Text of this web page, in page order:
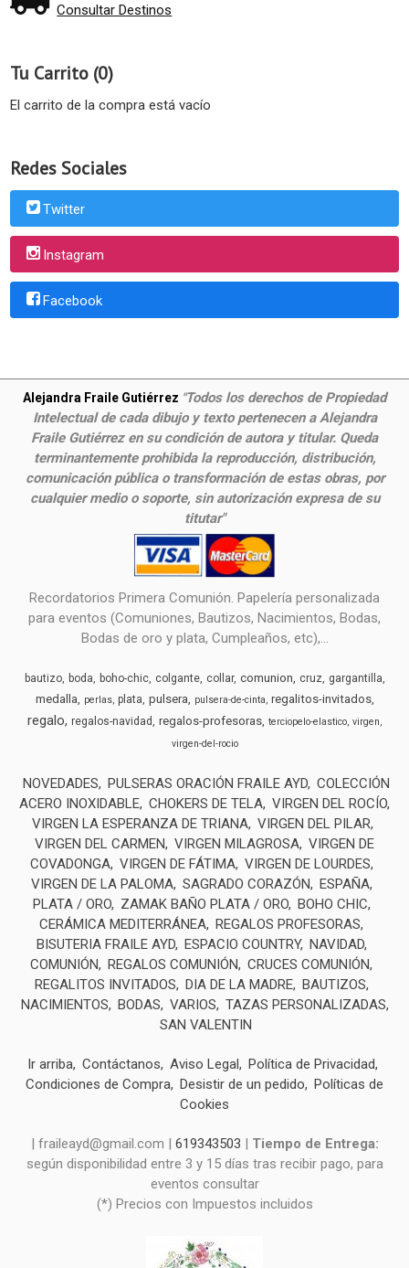
Consultar Destinos
Tu Carrito (0)
El carrito de la compra está vacío
Redes Sociales
Twitter
Instagram
Facebook
Alejandra Fraile Gutiérrez "Todos los derechos de Propiedad
Intelectual de cada dibujo y texto pertenecen a Alejandra
Fraile Gutiérrez en su condición de autora y titular. Queda
terminantemente prohibida la reproducción, distribución,
comunicación pública o transformación de estas obras, por
cualquier medio o soporte, sin autorización expresa de su
titutar"
Recordatorios Primera Comunión. Papelería personalizada
para eventos (Comuniones, Bautizos, Nacimientos, Bodas,
Bodas de oro y plata, Cumpleaños, etc),...
bautizo boda boho-chic colgante collar comunion cruz gargantilla
medalla perlas plata pulsera pulsera-de-cinta regalitos-invitados
regalo regalos-navidad regalos-profesoras terciopelo-elastico virgen
virgen-del-rocio
NOVEDADES PULSERAS ORACIÓN FRAILE AYD COLECCIÓN
ACERO INOXIDABLE CHOKERS DE TELA VIRGEN DEL ROCÍO
VIRGEN LA ESPERANZA DE TRIANA VIRGEN DEL PILAR
VIRGEN DEL CARMEN
VIRGEN MILAGROSA VIRGEN DE
COVADONGA VIRGEN DE FÁTIMA VIRGEN DE LOURDES
VIRGEN DE LA PALOMA SAGRADO CORAZÓN
ESPAÑA
PLATA / ORO
ZAMAK BAÑO PLATA / ORO BOHO CHIC
CERÁMICA MEDITERRÁNEA REGALOS PROFESORAS
BISUTERIA FRAILE AYD ESPACIO COUNTRY NAVIDAD
COMUNIÓN
REGALOS COMUNIÓN
CRUCES COMUNIÓN
REGALITOS INVITADOS
DIA DE LA MADRE BAUTIZOS
NACIMIENTOS
BODAS VARIOS
TAZAS PERSONALIZADAS
SAN VALENTIN
Ir arriba Contáctanos Aviso Legal
Política de Privacidad
Condiciones de Compra Desistir de un pedido
Políticas de
Cookies
| fraileayd@gmail.com | 619343503 | Tiempo de Entrega:
según disponibilidad entre 3 y 15 días tras recibir pago, para
eventos consultar
(*) Precios con Impuestos incluidos